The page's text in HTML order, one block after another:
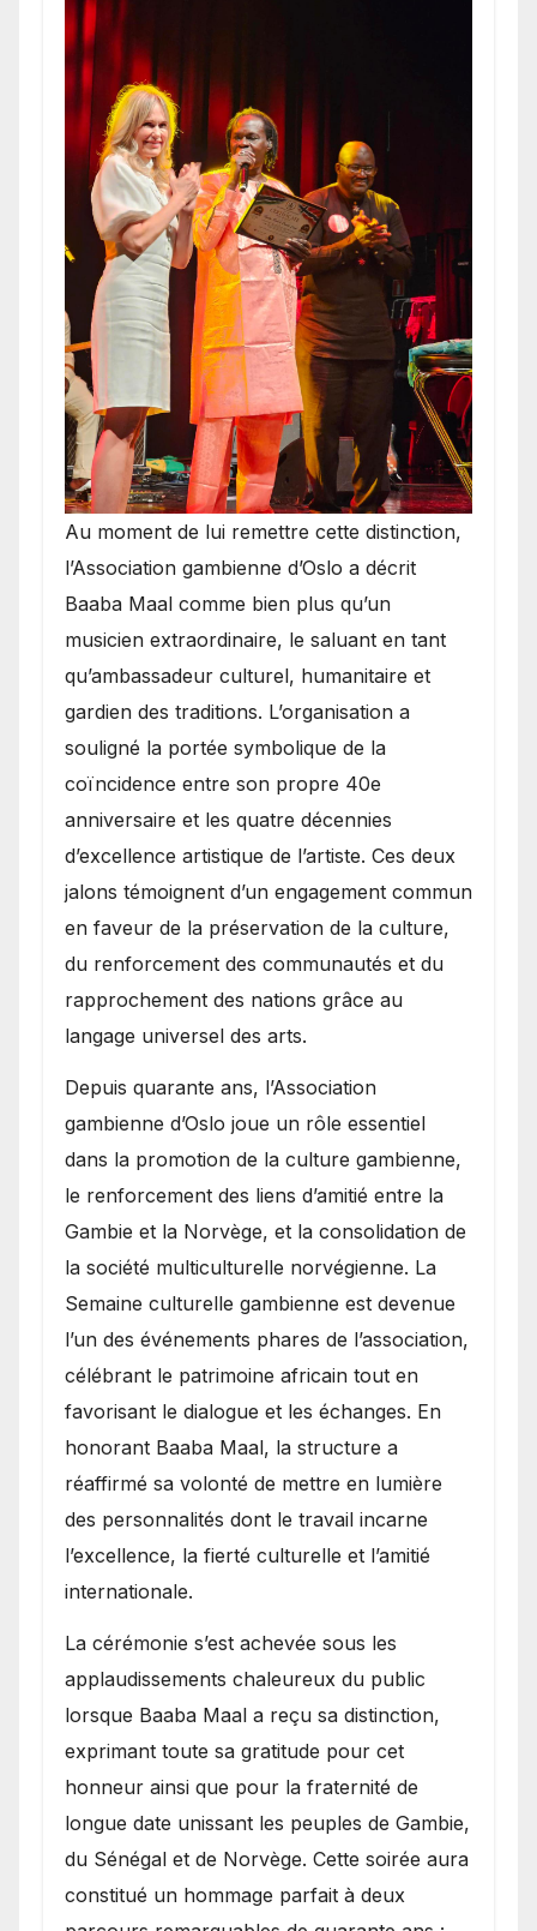
​Au moment de lui remettre cette distinction,
l’Association gambienne d’Oslo a décrit
Baaba Maal comme bien plus qu’un
musicien extraordinaire, le saluant en tant
qu’ambassadeur culturel, humanitaire et
gardien des traditions. L’organisation a
souligné la portée symbolique de la
coïncidence entre son propre 40e
anniversaire et les quatre décennies
d’excellence artistique de l’artiste. Ces deux
jalons témoignent d’un engagement commun
en faveur de la préservation de la culture,
du renforcement des communautés et du
rapprochement des nations grâce au
langage universel des arts.
​Depuis quarante ans, l’Association
gambienne d’Oslo joue un rôle essentiel
dans la promotion de la culture gambienne,
le renforcement des liens d’amitié entre la
Gambie et la Norvège, et la consolidation de
la société multiculturelle norvégienne. La
Semaine culturelle gambienne est devenue
l’un des événements phares de l’association,
célébrant le patrimoine africain tout en
favorisant le dialogue et les échanges. En
honorant Baaba Maal, la structure a
réaffirmé sa volonté de mettre en lumière
des personnalités dont le travail incarne
l’excellence, la fierté culturelle et l’amitié
internationale.
​La cérémonie s’est achevée sous les
applaudissements chaleureux du public
lorsque Baaba Maal a reçu sa distinction,
exprimant toute sa gratitude pour cet
honneur ainsi que pour la fraternité de
longue date unissant les peuples de Gambie,
du Sénégal et de Norvège. Cette soirée aura
constitué un hommage parfait à deux